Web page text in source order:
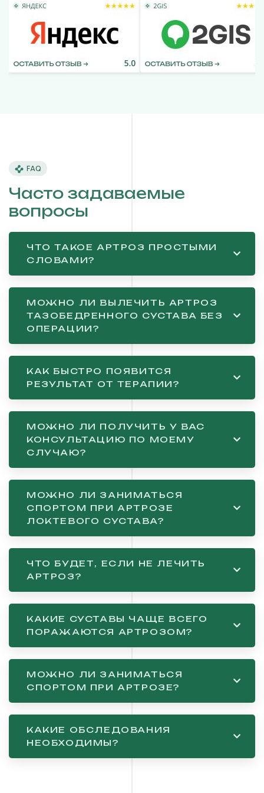
FAQ
Часто задаваемые
вопросы
ЧТО ТАКОЕ АРТРОЗ ПРОСТЫМИ
СЛОВАМИ?
МОЖНО ЛИ ВЫЛЕЧИТЬ АРТРОЗ
ТАЗОБЕДРЕННОГО СУСТАВА БЕЗ
ОПЕРАЦИИ?
КАК БЫСТРО ПОЯВИТСЯ
РЕЗУЛЬТАТ ОТ ТЕРАПИИ?
МОЖНО ЛИ ПОЛУЧИТЬ У ВАС
КОНСУЛЬТАЦИЮ ПО МОЕМУ
СЛУЧАЮ?
МОЖНО ЛИ ЗАНИМАТЬСЯ
СПОРТОМ ПРИ АРТРОЗЕ
ЛОКТЕВОГО СУСТАВА?
ЧТО БУДЕТ, ЕСЛИ НЕ ЛЕЧИТЬ
АРТРОЗ?
КАКИЕ СУСТАВЫ ЧАЩЕ ВСЕГО
ПОРАЖАЮТСЯ АРТРОЗОМ?
МОЖНО ЛИ ЗАНИМАТЬСЯ
СПОРТОМ ПРИ АРТРОЗЕ?
КАКИЕ ОБСЛЕДОВАНИЯ
НЕОБХОДИМЫ?